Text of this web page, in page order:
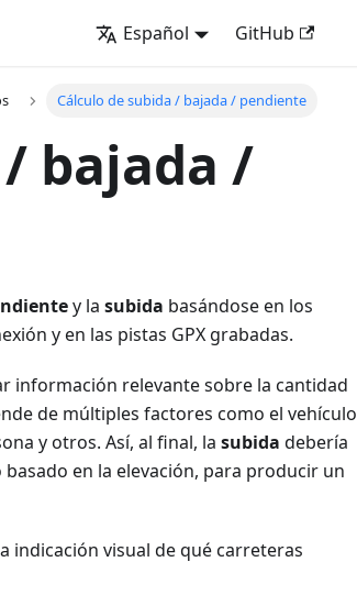
Español GitHub
Cálculo de subida / bajada / pendiente
bajada /
y la subida basándose en los
y en las pistas GPX grabadas.
información relevante sobre la cantidad
de múltiples factores como el vehículo
y otros. Así, al final, la subida debería
en la elevación, para producir un
indicación visual de qué carreteras